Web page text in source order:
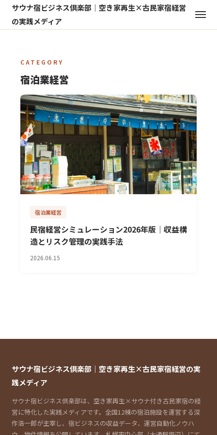
サウナ宿ビジネス倶楽部｜空き家再生×古民家宿経営
の実践メディア
CATEGORY
宿泊業経営
宿泊業経営
民宿経営シミュレーション2026年版｜収益構
造とリスク管理の実践手法
2026.06.15
サウナ宿ビジネス倶楽部｜空き家再生×古民家宿経営の実
践メディア
サウナ宿ビジネス倶楽部は、空き家再生×サウナ付き古民家宿の経
営に特化した実践メディアです。全国12棟の宿泊施設を運営する深
作浩一郎が主宰し、宿ビジネスの収益データ、運営自動化ノウハ